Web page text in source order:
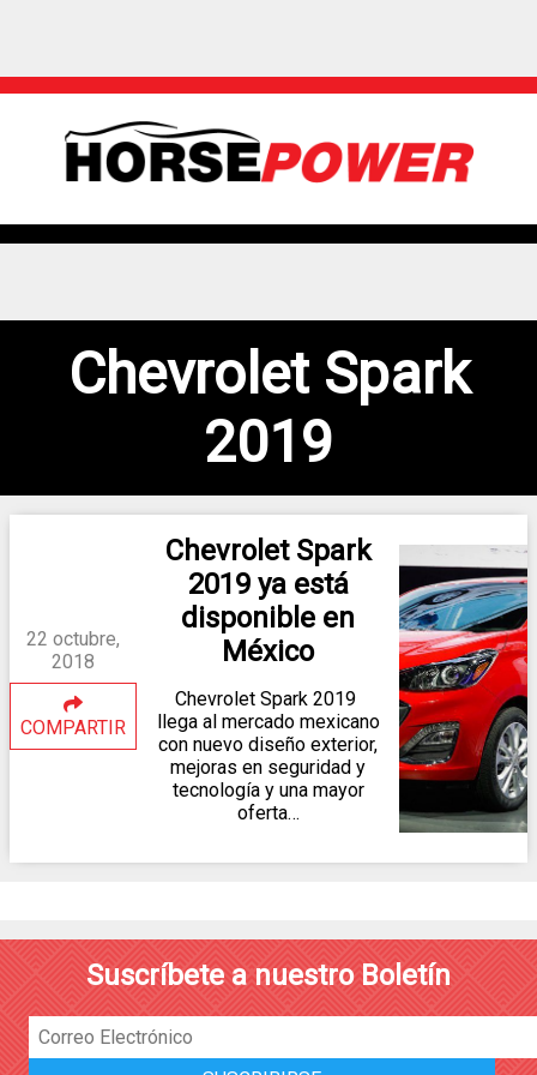
Chevrolet Spark
2019
22 octubre,
2018
COMPARTIR
Chevrolet Spark
2019 ya está
disponible en
México
Chevrolet Spark 2019
llega al mercado mexicano
con nuevo diseño exterior,
mejoras en seguridad y
tecnología y una mayor
oferta…
Suscríbete a nuestro Boletín